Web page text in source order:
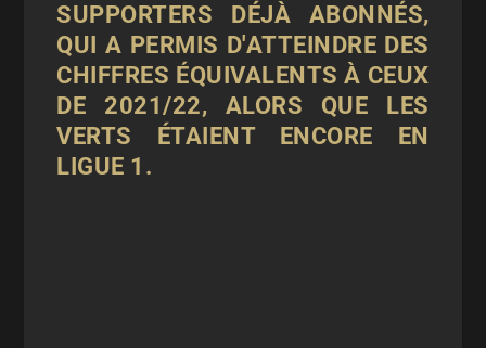
SUPPORTERS DÉJÀ ABONNÉS,
QUI A PERMIS D'ATTEINDRE DES
CHIFFRES ÉQUIVALENTS À CEUX
DE 2021/22, ALORS QUE LES
VERTS ÉTAIENT ENCORE EN
LIGUE 1.